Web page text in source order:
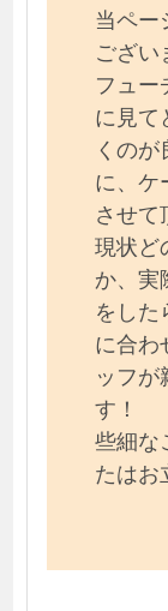
当ペー
ござい
フュー
に見て
くの
に、ケ
させ
現状ど
か、実
をした
に合わ
ッフ
す！
些細な
たはお